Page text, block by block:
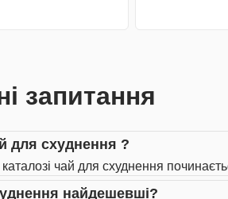
запитання
для схуднення ?
чай для схуднення
найдешевші?